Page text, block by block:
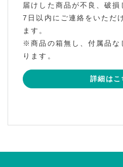
届けした商品が不良、破
7日以内にご連絡をいただ
ます。
※商品の箱無し、付属品な
ります。
詳細はこ